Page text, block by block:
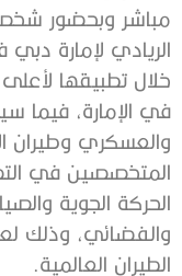
مباشر وبحضور
خلال تطبيقها لأعلى
في الإمارة، فيما
والعسكري وطيران
المتخصصين في
والفضائي، وذلك
الطيران العالمية.